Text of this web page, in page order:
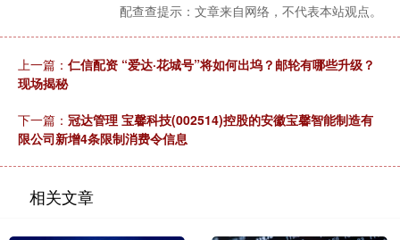
配查查提示：文章来自网络，不代表本站观点。
上一篇： 仁信配资 “爱达·花城号”将如何出坞？邮轮有哪些升级？
现场揭秘
下一篇： 冠达管理 宝馨科技(002514)控股的安徽宝馨智能制造有
限公司新增4条限制消费令信息
相关文章